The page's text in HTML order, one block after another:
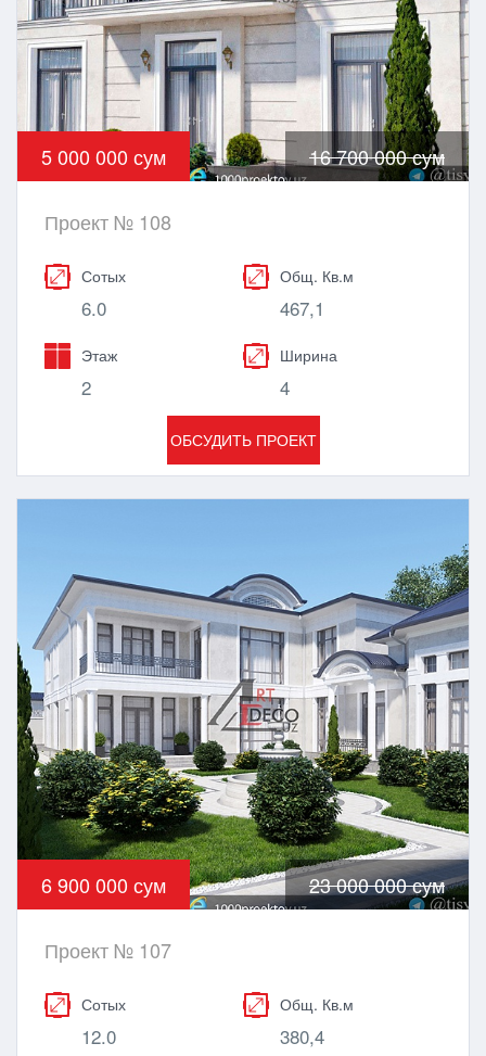
5 000 000 сум 16 700 000 сум
Проект № 108
Сотых
6.0
Общ. Кв.м
467,1
Этаж
2
Ширина
4
ОБСУДИТЬ ПРОЕКТ
6 900 000 сум 23 000 000 сум
Проект № 107
Сотых
12.0
Общ. Кв.м
380,4